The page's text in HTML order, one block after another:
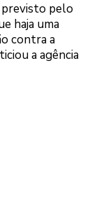
previsto pelo
haja uma
contra a
a agência